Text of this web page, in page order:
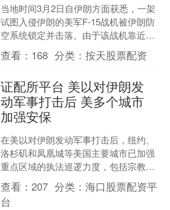
当地时间3月2日自伊朗方面获悉，一架
试图入侵伊朗的美军F-15战机被伊朗防
空系统锁定并击落。由于该战机靠近科
威特，其在科威特坠毁。（央视新
闻）....
查看： 168 分类：按天股票配资
证配所平台 美以对伊朗发
动军事打击后 美多个城市
加强安保
在美以对伊朗发动军事打击后，纽约、
洛杉矶和凤凰城等美国主要城市已加强
重点区域的执法巡逻力度，包括宗教场
所及社区活动区域。当地官员表示，目
前尚未发现针对上述城市的....
查看：207 分类：海口股票配资平
台